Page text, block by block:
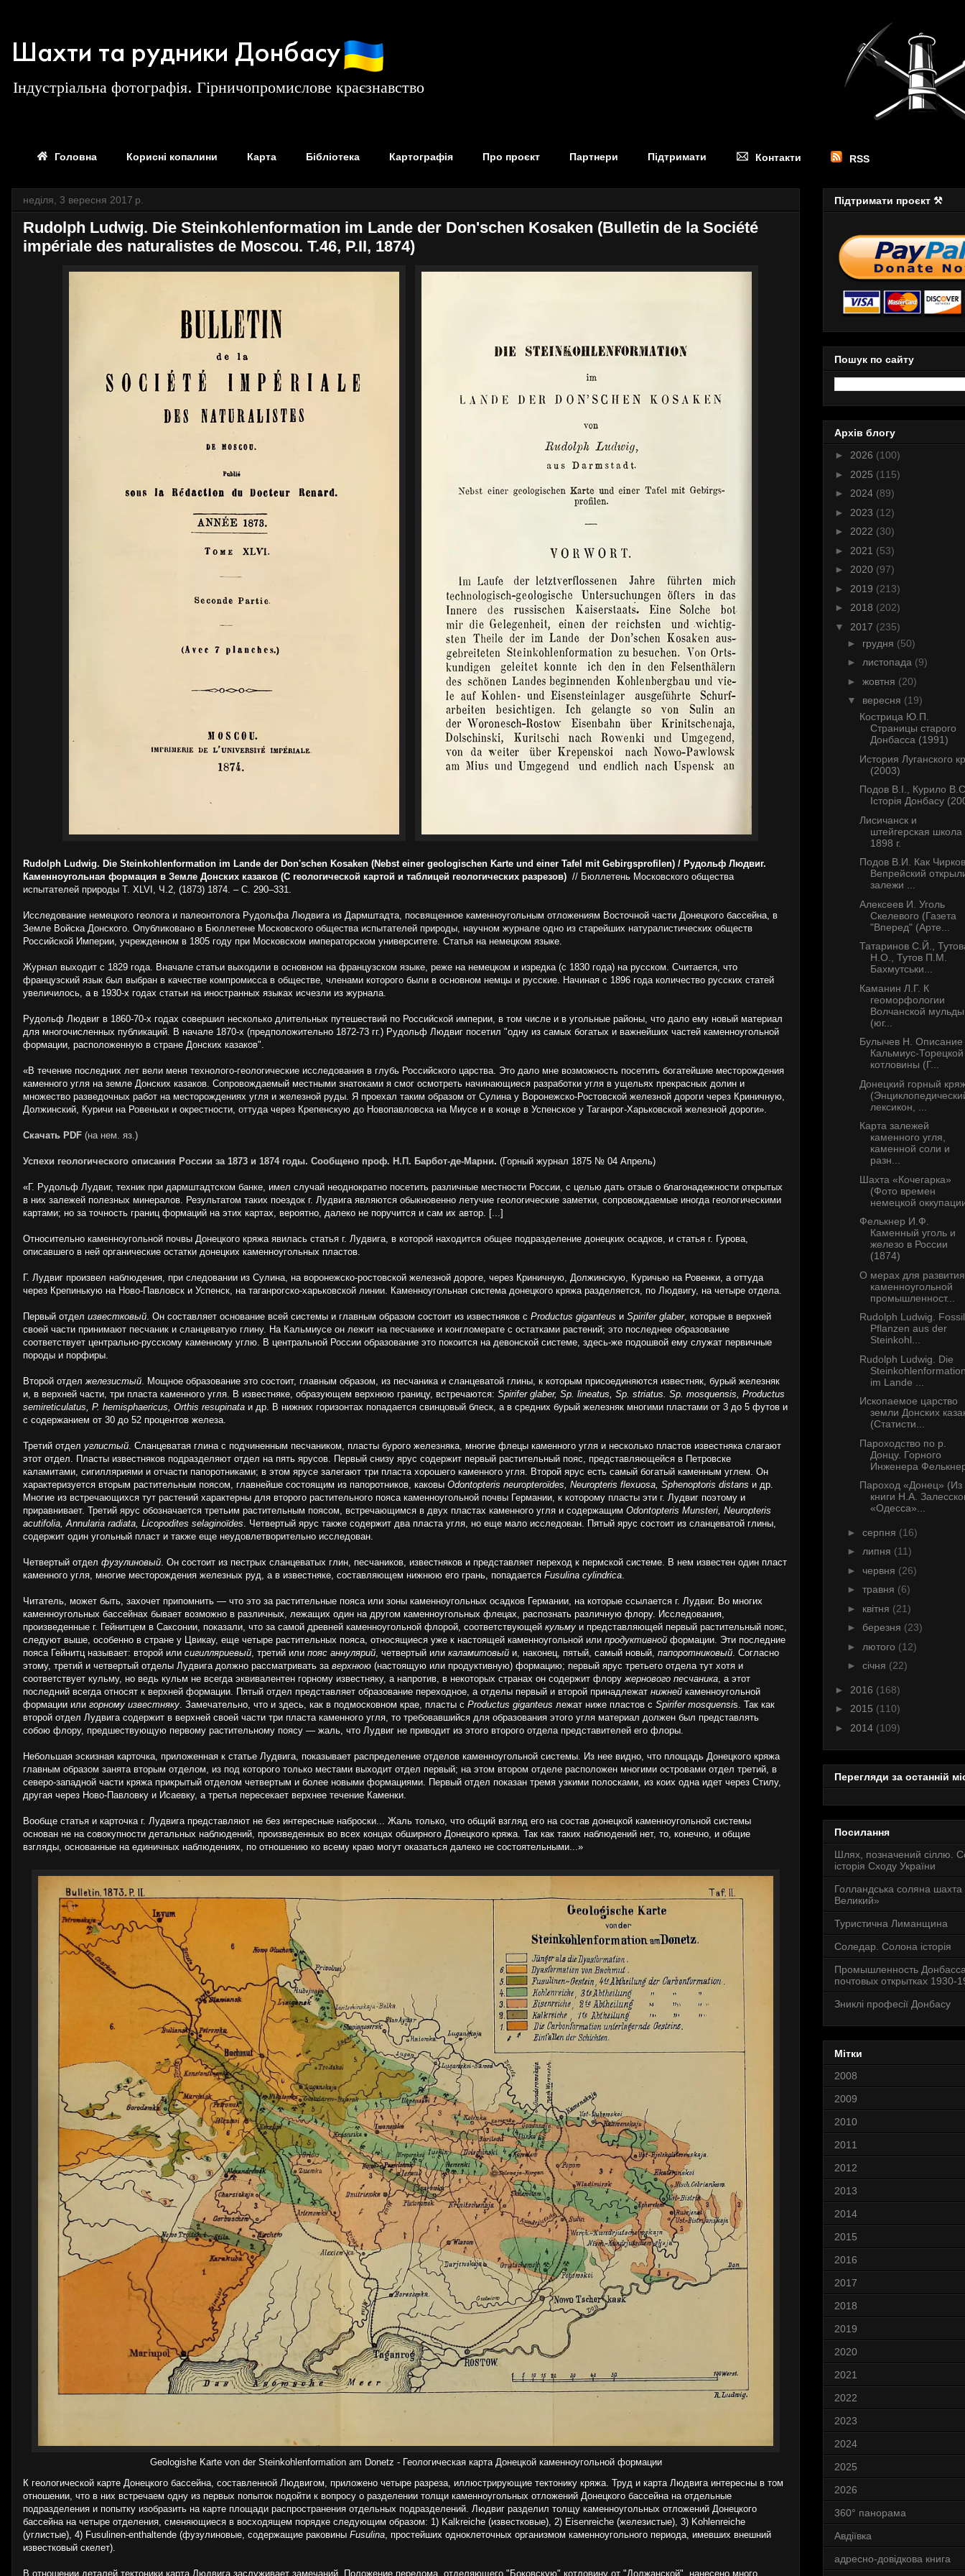
Шахти та рудники Донбасу
Індустріальна фотографія. Гірничопромислове краєзнавство
Головна Корисні копалини Карта Бібліотека Картографія Про проєкт Партнери Підтримати Контакти RSS
неділя, 3 вересня 2017 р.
Rudolph Ludwig. Die Steinkohlenformation im Lande der Don'schen Kosaken (Bulletin de la Société
impériale des naturalistes de Moscou. T.46, P.II, 1874)
Rudolph Ludwig. Die Steinkohlenformation im Lande der Don'schen Kosaken (Nebst einer geologischen Karte und einer Tafel mit Gebirgsprofilen) / Рудольф Людвиг.
Каменноугольная формация в Земле Донских казаков (С геологической картой и таблицей геологических разрезов) // Бюллетень Московского общества
испытателей природы T. XLVI, Ч.2, (1873) 1874. – С. 290–331.
Исследование немецкого геолога и палеонтолога Рудольфа Людвига из Дармштадта, посвященное каменноугольным отложениям Восточной части Донецкого бассейна, в
Земле Войска Донского. Опубликовано в Бюллетене Московского общества испытателей природы, научном журнале одно из старейших натуралистических обществ
Российской Империи, учрежденном в 1805 году при Московском императорском университете. Статья на немецком языке.
Журнал выходит с 1829 года. Вначале статьи выходили в основном на французском языке, реже на немецком и изредка (с 1830 года) на русском. Считается, что
французский язык был выбран в качестве компромисса в обществе, членами которого были в основном немцы и русские. Начиная с 1896 года количество русских статей
увеличилось, а в 1930-х годах статьи на иностранных языках исчезли из журнала.
Рудольф Людвиг в 1860-70-х годах совершил несколько длительных путешествий по Российской империи, в том числе и в угольные районы, что дало ему новый материал
для многочисленных публикаций. В начале 1870-х (предположительно 1872-73 гг.) Рудольф Людвиг посетил "одну из самых богатых и важнейших частей каменноугольной
формации, расположенную в стране Донских казаков".
«В течение последних лет вели меня технолого-геологические исследования в глубь Российского царства. Это дало мне возможность посетить богатейшие месторождения
каменного угля на земле Донских казаков. Сопровождаемый местными знатоками я смог осмотреть начинающиеся разработки угля в ущельях прекрасных долин и
множество разведочных работ на месторождениях угля и железной руды. Я проехал таким образом от Сулина у Воронежско-Ростовской железной дороги через Криничную,
Должинский, Куричи на Ровеньки и окрестности, оттуда через Крепенскую до Новопавловска на Миусе и в конце в Успенское у Таганрог-Харьковской железной дороги».
Скачать PDF (на нем. яз.)
Успехи геологического описания России за 1873 и 1874 годы. Сообщено проф. Н.П. Барбот-де-Марни. (Горный журнал 1875 № 04 Апрель)
«Г. Рудольф Лудвиг, техник при дармштадтском банке, имел случай неоднократно посетить различные местности России, с целью дать отзыв о благонадежности открытых
в них залежей полезных минералов. Результатом таких поездок г. Лудвига являются обыкновенно летучие геологические заметки, сопровождаемые иногда геологическими
картами; но за точность границ формаций на этих картах, вероятно, далеко не поручится и сам их автор. [...]
Относительно каменноугольной почвы Донецкого кряжа явилась статья г. Лудвига, в которой находится общее подразделение донецких осадков, и статья г. Гурова,
описавшего в ней органические остатки донецких каменноугольных пластов.
Г. Лудвиг произвел наблюдения, при следовании из Сулина, на воронежско-ростовской железной дороге, через Криничную, Должинскую, Куричью на Ровенки, а оттуда
через Крепинькую на Ново-Павловск и Успенск, на таганрогско-харьковской линии. Каменноугольная система донецкого кряжа разделяется, по Людвигу, на четыре отдела.
Первый отдел известковый. Он составляет основание всей системы и главным образом состоит из известняков с Productus giganteus и Spirifer glaber, которые в верхней
своей части принимают песчаник и сланцеватую глину. На Кальмиусе он лежит на песчанике и конгломерате с остатками растений; это последнее образование
соответствует центрально-русскому каменному углю. В центральной России образование это покоится на девонской системе, здесь-же подошвой ему служат первичные
породы и порфиры.
Второй отделжелезистый. Мощное образование это состоит, главным образом, из песчаника и сланцеватой глины, к которым присоединяются известняк, бурый железняк
и, в верхней части, три пласта каменного угля. В известняке, образующем верхнюю границу, встречаются: Spirifer glaber, Sp. lineatus, Sp. striatus. Sp. mosquensis, Productus
semireticulatus, P. hemisphaericus, Orthis resupinata и др. В нижних горизонтах попадается свинцовый блеск, а в средних бурый железняк многими пластами от 3 до 5 футов и
с содержанием от 30 до 52 процентов железа.
Третий отдел углистый. Сланцеватая глина с подчиненным песчаником, пласты бурого железняка, многие флецы каменного угля и несколько пластов известняка слагают
этот отдел. Пласты известняков подразделяют отдел на пять ярусов. Первый снизу ярус содержит первый растительный пояс, представляющейся в Петровске
каламитами, сигилляриями и отчасти папоротниками; в этом ярусе залегают три пласта хорошего каменного угля. Второй ярус есть самый богатый каменным углем. Он
характеризуется вторым растительным поясом, главнейше состоящим из папоротников, каковы Odontopteris neuropteroїdes, Neuropteris flexuosa, Sphenoptoris distans и др.
Многие из встречающихся тут растений характерны для второго растительного пояса каменноугольной почвы Германии, к которому пласты эти г. Лудвиг поэтому и
приравнивает. Третий ярус обозначается третьим растительным поясом, встречающимся в двух пластах каменного угля и содержащим Odontopteris Munsteri, Neuropteris
acutifolia, Annularia radiata, Licopodites selaginoїdes. Четвертый ярус также содержит два пласта угля, но еще мало исследован. Пятый ярус состоит из сланцеватой глины,
содержит один угольный пласт и также еще неудовлетворительно исследован.
Четвертый отдел фузулиновый. Он состоит из пестрых сланцеватых глин, песчаников, известняков и представляет переход к пермской системе. В нем известен один пласт
каменного угля, многие месторождения железных руд, а в известняке, составляющем нижнюю его грань, попадается Fusulina cylindrica.
Читатель, может быть, захочет припомнить — что это за растительные пояса или зоны каменноугольных осадков Германии, на которые ссылается г. Лудвиг. Во многих
каменноугольных бассейнах бывает возможно в различных, лежащих один на другом каменноугольных флецах, распознать различную флору. Исследования,
произведенные г. Гейнитцем в Саксонии, показали, что за самой древней каменноугольной флорой, соответствующей кульму и представляющей первый растительный пояс,
следуют выше, особенно в стране у Цвикау, еще четыре растительных пояса, относящиеся уже к настоящей каменноугольной или продуктивной формации. Эти последние
пояса Гейнитц называет: второй или сигилляриевый, третий или пояс аннулярий, четвертый или каламитовый и, наконец, пятый, самый новый, папоротниковый. Согласно
этому, третий и четвертый отделы Лудвига должно рассматривать за верхнюю (настоящую или продуктивную) формацию; первый ярус третьего отдела тут хотя и
соответствует кульму, но ведь кульм не всегда эквивалентен горному известняку, а напротив, в некоторых странах он содержит флоружернового песчаника, а этот
последний всегда относят к верхней формации. Пятый отдел представляет образование переходное, а отделы первый и второй принадлежат нижней каменноугольной
формации или горному известняку. Замечательно, что и здесь, как в подмосковном крае, пласты с Productus giganteus лежат ниже пластов с Spirifer mosquensis. Так как
второй отдел Лудвига содержит в верхней своей части три пласта каменного угля, то требовавшийся для образования этого угля материал должен был представлять
собою флору, предшествующую первому растительному поясу — жаль, что Лудвиг не приводит из этого второго отдела представителей его флоры.
Небольшая эскизная карточка, приложенная к статье Лудвига, показывает распределение отделов каменноугольной системы. Из нее видно, что площадь Донецкого кряжа
главным образом занята вторым отделом, из под которого только местами выходит отдел первый; на этом втором отделе расположен многими островами отдел третий, в
северо-западной части кряжа прикрытый отделом четвертым и более новыми формациями. Первый отдел показан тремя узкими полосками, из коих одна идет через Стилу,
другая через Ново-Павловку и Исаевку, а третья пересекает верхнее течение Каменки.
Вообще статья и карточка г. Лудвига представляют не без интересные наброски... Жаль только, что общий взгляд его на состав донецкой каменноугольной системы
основан не на совокупности детальных наблюдений, произведенных во всех концах обширного Донецкого кряжа. Так как таких наблюдений нет, то, конечно, и общие
взгляды, основанные на единичных наблюдениях, по отношению ко всему краю могут оказаться далеко не состоятельными...»
Geologishe Karte von der Steinkohlenformation am Donetz - Геологическая карта Донецкой каменноугольной формации
К геологической карте Донецкого бассейна, составленной Людвигом, приложено четыре разреза, иллюстрирующие тектонику кряжа. Труд и карта Людвига интересны в том
отношении, что в них встречаем одну из первых попыток подойти к вопросу о разделении толщи каменноугольных отложений Донецкого бассейна на отдельные
подразделения и попытку изобразить на карте площади распространения отдельных подразделений. Людвиг разделил толщу каменноугольных отложений Донецкого
бассейна на четыре отделения, сменяющиеся в восходящем порядке следующим образом: 1) Kalkreiche (известковые), 2) Eisenreiche (железистые), 3) Kohlenreiche
(углистые), 4) Fusulinen-enthaltende (фузулиновые, содержащие раковины Fusulina , простейших одноклеточных организмом каменноугольного периода, имевших внешний
известковый скелет).
В отношении деталей тектоники карта Людвига заслуживает замечаний. Положение перелома, отделяющего "Боковскую" котловину от "Должанской", нанесено много
Підтримати проєкт ⚒
Пошук по сайту
Архів блогу
► 2026 (100)
► 2025 (115)
► 2024 (89)
► 2023 (12)
► 2022 (30)
► 2021 (53)
► 2020 (97)
► 2019 (213)
► 2018 (202)
▼ 2017 (235)
► грудня (50)
► листопада (9)
► жовтня (20)
▼ вересня (19)
Кострица Ю.П.
Страницы старого
Донбасса (1991)
История Луганского
(2003)
Подов В.І., Курило
Історія Донбасу
Лисичанск и
штейгерская школа
1898 г.
Подов В.И. Как
Вепрейский
залежи ...
Алексеев И. Уголь
Скелевого (Газета
"Вперед" (Арте...
Татаринов С.Й.,
Н.О., Тутов П.М.
Бахмутськи...
Каманин Л.Г. К
геоморфологии
Волчанской мульды
(юг...
Булычев Н. Описание
Кальмиус-Торецкой
котловины (Г...
Донецкий горный
лексикон, ...
Карта залежей
каменного угля,
каменной соли и
разн...
Шахта «Кочегарка»
(Фото времен
немецкой
Фелькнер И.Ф.
Каменный уголь и
железо в России
(1874)
О мерах для развития
каменноугольной
промышленност...
Rudolph Ludwig.
Pflanzen aus der
Steinkohl...
Rudolph Ludwig. Die
im Lande ...
Ископаемое царство
земли Донских
(Статисти...
Пароходство по р.
Донцу. Горного
Инженера
Пароход «Донец» (Из
книги Н.А.
«Одесса»...
► серпня (16)
► липня (11)
► червня (26)
► травня (6)
► квітня (21)
► березня (23)
► лютого (12)
► січня (22)
► 2016 (168)
► 2015 (110)
► 2014 (109)
Перегляди за останній
Посилання
Шлях, позначений сіллю.
історія Сходу України
Голландська соляна
Великий»
Туристична Лиманщина
Соледар. Солона історія
Промышленность
почтовых открытках 1930-
Зниклі професії Донбасу
Мітки
2008
2009
2010
2011
2012
2013
2014
2015
2016
2017
2018
2019
2020
2021
2022
2023
2024
2025
2026
360° панорама
Авдіївка
адресно-довідкова книга